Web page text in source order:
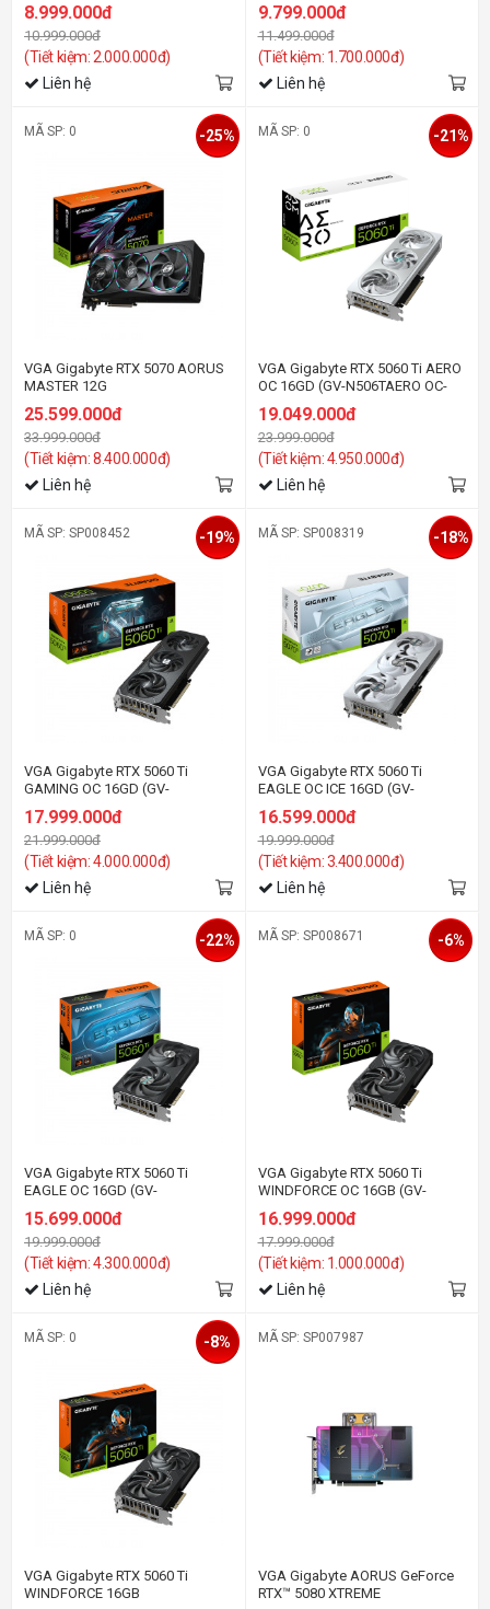
8.999.000đ
10.999.000đ
(Tiết kiệm: 2.000.000đ)
Liên hệ
9.799.000đ
11.499.000đ
(Tiết kiệm: 1.700.000đ)
Liên hệ
MÃ SP: 0
VGA Gigabyte RTX 5070 AORUS
MASTER 12G
25.599.000đ
33.999.000đ
(Tiết kiệm: 8.400.000đ)
-25%
Liên hệ
MÃ SP: 0
VGA Gigabyte RTX 5060 Ti AERO
OC 16GD (GV-N506TAERO OC-
16GD)
19.049.000đ
23.999.000đ
(Tiết kiệm: 4.950.000đ)
-21%
Liên hệ
MÃ SP: SP008452
VGA Gigabyte RTX 5060 Ti
GAMING OC 16GD (GV-
17.999.000đ
21.999.000đ
(Tiết kiệm: 4.000.000đ)
-19%
Liên hệ
MÃ SP: SP008319
VGA Gigabyte RTX 5060 Ti
EAGLE OC ICE 16GD (GV-
16.599.000đ
19.999.000đ
(Tiết kiệm: 3.400.000đ)
-18%
Liên hệ
MÃ SP: 0
VGA Gigabyte RTX 5060 Ti
EAGLE OC 16GD (GV-
N506TEAGLE OC-16GD)
15.699.000đ
19.999.000đ
(Tiết kiệm: 4.300.000đ)
-22%
Liên hệ
MÃ SP: SP008671
VGA Gigabyte RTX 5060 Ti
WINDFORCE OC 16GB (GV-
N506TWF2OC-16GD)
16.999.000đ
17.999.000đ
(Tiết kiệm: 1.000.000đ)
-6%
Liên hệ
MÃ SP: 0
VGA Gigabyte RTX 5060 Ti
WINDFORCE 16GB
-8% MÃ SP: SP007987
VGA Gigabyte AORUS GeForce
RTX™ 5080 XTREME